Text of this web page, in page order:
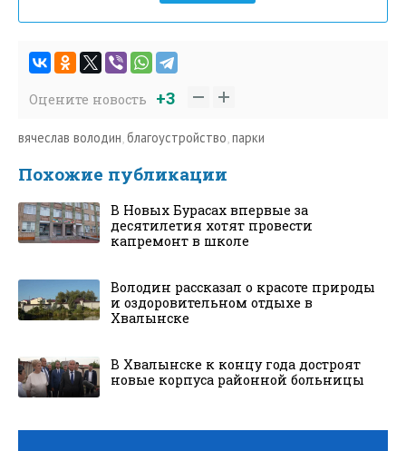
Оцените новость +3
вячеслав володин,благоустройство,парки
Похожие публикации
В Новых Бурасах впервые за
десятилетия хотят провести
капремонт в школе
Володин рассказал о красоте природы
и оздоровительном отдыхе в
Хвалынске
В Хвалынске к концу года достроят
новые корпуса районной больницы